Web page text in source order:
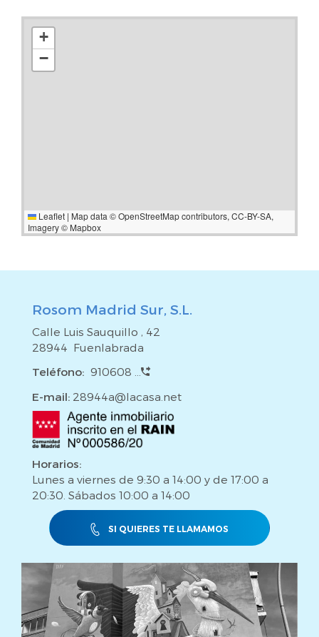
+
−
Leaflet | Map data ©OpenStreetMapcontributors, CC-BY-SA,
Imagery © Mapbox
Rosom Madrid Sur, S.L.
Calle Luis Sauquillo , 42
28944 Fuenlabrada
Teléfono: 910608 ...
E-mail: 28944a@lacasa.net
Horarios:
Lunes a viernes de 9:30 a 14:00 y de 17:00 a
20:30. Sábados 10:00 a 14:00
SI QUIERES TE LLAMAMOS